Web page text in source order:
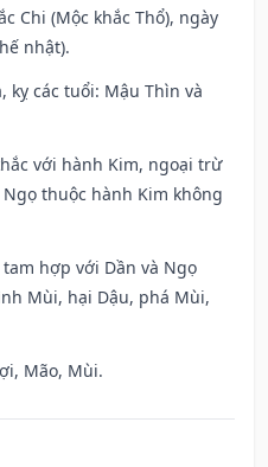
Chi (Mộc khắc Thổ), ngày
nhật).
kỵ các tuổi: Mậu Thìn và
với hành Kim, ngoại trừ
thuộc hành Kim không
hợp với Dần và Ngọ
Mùi, hại Dậu, phá Mùi,
Mão, Mùi.